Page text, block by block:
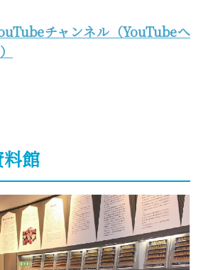
チャンネル（YouTubeへ
館